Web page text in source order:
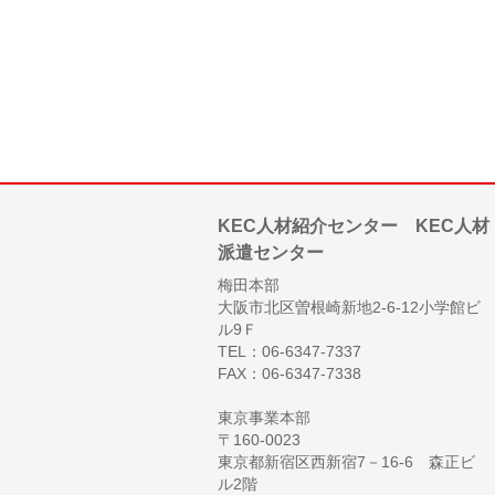
KEC人材紹介センター KEC人材
派遣センター
梅田本部
大阪市北区曽根崎新地2-6-12小学館ビ
ル9Ｆ
TEL：06-6347-7337
FAX：06-6347-7338
東京事業本部
〒160-0023
東京都新宿区西新宿7－16-6 森正ビ
ル2階